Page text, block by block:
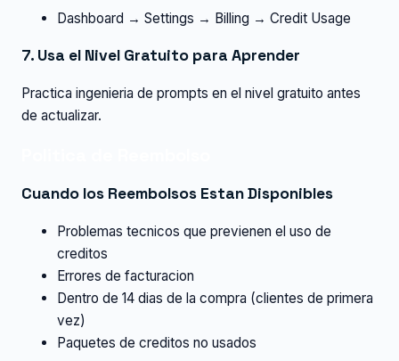
Dashboard → Settings → Billing → Credit Usage
7. Usa el Nivel Gratuito para Aprender
Practica ingenieria de prompts en el nivel gratuito antes
de actualizar.
Cuando los Reembolsos Estan Disponibles
Problemas tecnicos que previenen el uso de
creditos
Errores de facturacion
Dentro de 14 dias de la compra (clientes de primera
vez)
Paquetes de creditos no usados